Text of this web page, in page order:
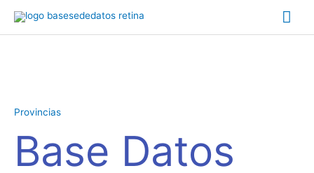
contenido
Provincias
Base Datos
Empresas
cantidad